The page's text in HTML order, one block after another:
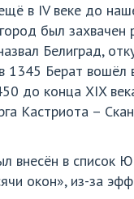
в IV веке до
был захвачен
Белиград,
1345 Берат вошёл
до конца XIX
Кастриота –
внесён в список
окон», из-за